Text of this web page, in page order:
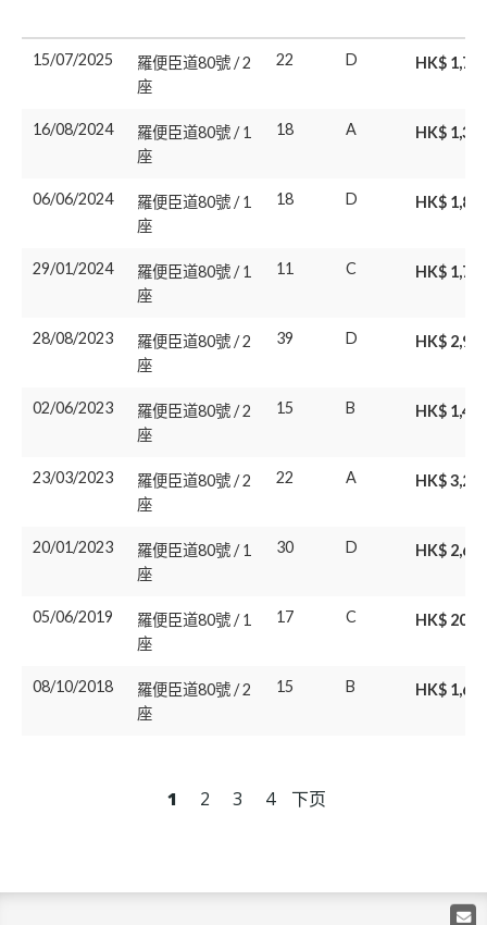
15/07/2025
羅便臣道80號 / 2
座
22 D HK$
16/08/2024
羅便臣道80號 / 1
座
18 A HK$
06/06/2024
羅便臣道80號 / 1
座
18 D HK$
29/01/2024
羅便臣道80號 / 1
座
11 C HK$
28/08/2023
羅便臣道80號 / 2
座
39 D HK$
02/06/2023
羅便臣道80號 / 2
座
15 B HK$
23/03/2023
羅便臣道80號 / 2
座
22 A HK$
20/01/2023
羅便臣道80號 / 1
座
30 D HK$
05/06/2019
羅便臣道80號 / 1
座
17 C HK$ 200
08/10/2018
羅便臣道80號 / 2
座
15 B HK$
1 2 3 4 下页